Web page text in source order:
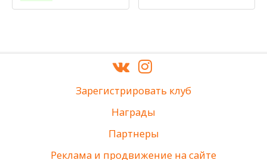
Зарегистрировать клуб
Награды
Партнеры
Реклама и продвижение на сайте